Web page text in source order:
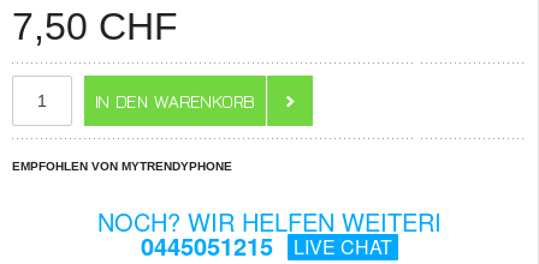
7,50 CHF
EMPFOHLEN VON MYTRENDYPHONE
NOCH? WIR HELFEN WEITERI
0445051215 LIVE CHAT